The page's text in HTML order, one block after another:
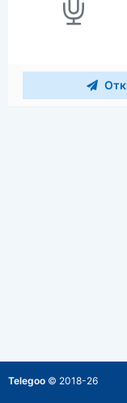
Telegoo © 2018-26